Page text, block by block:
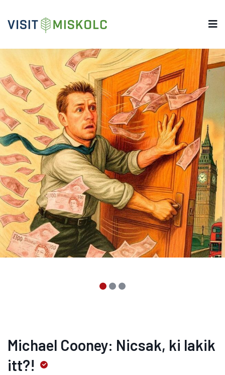
Michael Cooney: Nicsak, ki lakik
itt?!